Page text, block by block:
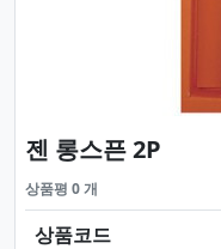
젠 롱스픈 2P
상품평 0 개
상품코드